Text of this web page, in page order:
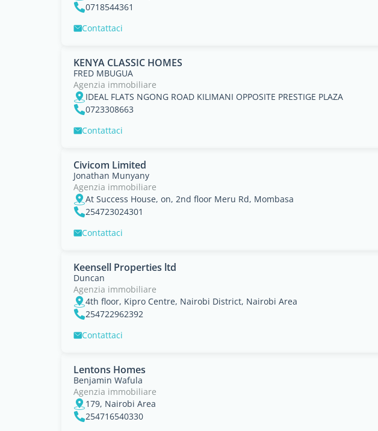
0718544361
Contattaci
KENYA CLASSIC HOMES
FRED MBUGUA
Agenzia immobiliare
IDEAL FLATS NGONG ROAD KILIMANI OPPOSITE PRESTIGE PLAZA
0723308663
Contattaci
Civicom Limited
Jonathan Munyany
Agenzia immobiliare
At Success House, on, 2nd floor Meru Rd, Mombasa
254723024301
Contattaci
Keensell Properties ltd
Duncan
Agenzia immobiliare
4th floor, Kipro Centre, Nairobi District, Nairobi Area
254722962392
Contattaci
Lentons Homes
Benjamin Wafula
Agenzia immobiliare
179, Nairobi Area
254716540330